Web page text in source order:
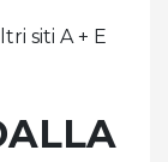
siti A + E